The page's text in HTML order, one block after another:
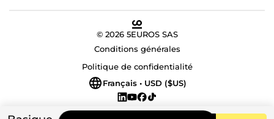
© 2026 5EUROS SAS
Conditions générales
Politique de confidentialité
Français • USD ($US)